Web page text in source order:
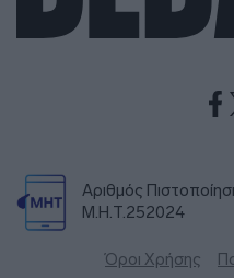
Αριθμός
Μ.Η.Τ.252024
Όροι Χρήσης